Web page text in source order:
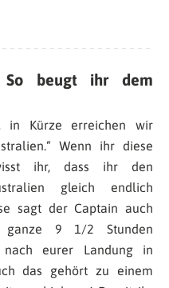
So beugt ihr dem
in Kürze erreichen wir
Wenn ihr diese
ihr, dass ihr den
gleich endlich
sagt der Captain auch
9 1/2 Stunden
nach eurer Landung in
das gehört zu einem